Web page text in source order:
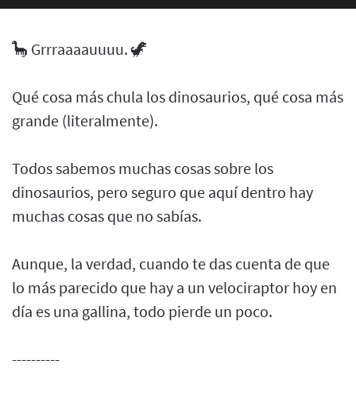
🦕 Grrraaaauuuu. 🦖
Qué cosa más chula los dinosaurios, qué cosa más
grande (literalmente).
Todos sabemos muchas cosas sobre los
dinosaurios, pero seguro que aquí dentro hay
muchas cosas que no sabías.
Aunque, la verdad, cuando te das cuenta de que
lo más parecido que hay a un velociraptor hoy en
día es una gallina, todo pierde un poco.
----------